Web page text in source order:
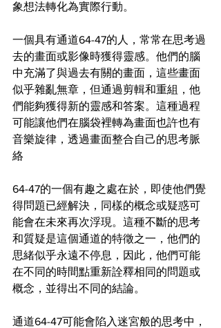
象想法轉化為實際行動。
一個具有通道64-47的人，常常在思考過
去的畫面或影像時獲得靈感。他們的腦
中充滿了與過去有關的畫面，這些畫面
似乎雜亂無章，但通過剪輯和重組，他
們能夠獲得新的靈感和答案。這種過程
可能讓他們在腦袋裡轉為畫面也許也有
音樂旋律，透過畫面整合自己的思考脈
絡
64-47的一個有趣之處在於，即使他們覺
得問題已經解決，同樣的概念或疑惑可
能會在未來再次浮現。這種不斷的思考
和質疑是這個通道的特徵之一，他們的
思緒似乎永遠不停息，因此，他們可能
在不同的時間點重新詮釋相同的問題或
概念，並得出不同的結論。
通道64-47可能會陷入迷宮般的思考中，